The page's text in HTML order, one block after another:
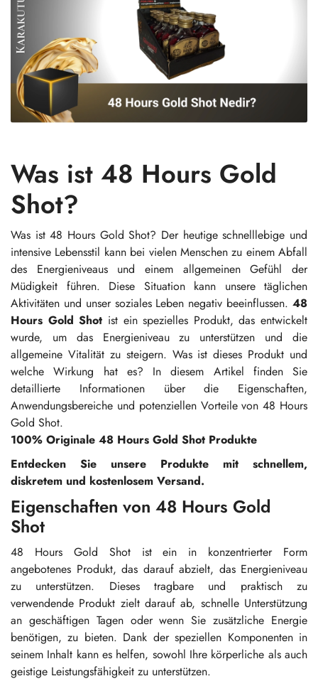
Was ist 48 Hours Gold
Shot?
Was ist 48 Hours Gold Shot? Der heutige schnelllebige und
intensive Lebensstil kann bei vielen Menschen zu einem Abfall
des Energieniveaus und einem allgemeinen Gefühl der
Müdigkeit führen. Diese Situation kann unsere täglichen
Aktivitäten und unser soziales Leben negativ beeinflussen. 48
Hours Gold Shot ist ein spezielles Produkt, das entwickelt
wurde, um das Energieniveau zu unterstützen und die
allgemeine Vitalität zu steigern. Was ist dieses Produkt und
welche Wirkung hat es? In diesem Artikel finden Sie
detaillierte Informationen über die Eigenschaften,
Anwendungsbereiche und potenziellen Vorteile von 48 Hours
Gold Shot.
100% Originale 48 Hours Gold Shot Produkte
Entdecken Sie unsere Produkte mit schnellem,
diskretem und kostenlosem Versand.
Eigenschaften von 48 Hours Gold
Shot
48 Hours Gold Shot ist ein in konzentrierter Form
angebotenes Produkt, das darauf abzielt, das Energieniveau
zu unterstützen. Dieses tragbare und praktisch zu
verwendende Produkt zielt darauf ab, schnelle Unterstützung
an geschäftigen Tagen oder wenn Sie zusätzliche Energie
benötigen, zu bieten. Dank der speziellen Komponenten in
seinem Inhalt kann es helfen, sowohl Ihre körperliche als auch
geistige Leistungsfähigkeit zu unterstützen.